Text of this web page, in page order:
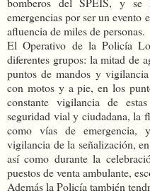
emergencias por ser un evento
afluencia de miles de personas.
El Operativo de la Policía
diferentes grupos: la mitad de
puntos de mandos y
con motos y a pie, en los
constante vigilancia de
seguridad vial y ciudadana, la
como vías de emergencia,
vigilancia de la señalización,
así como durante la
puestos de venta ambulante,
Además la Policía también